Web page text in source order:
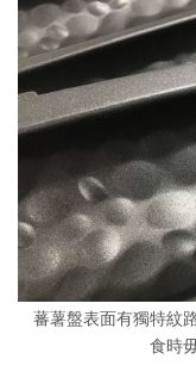
蕃薯盤表面有獨特紋
食時